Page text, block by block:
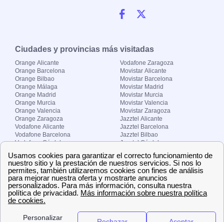
Ciudades y provincias más visitadas
Orange Alicante
Orange Barcelona
Orange Bilbao
Orange Málaga
Orange Madrid
Orange Murcia
Orange Valencia
Orange Zaragoza
Vodafone Alicante
Vodafone Barcelona
Vodafone Córdoba
Vodafone Madrid
Vodafone Murcia
Vodafone Valencia
Vodafone Zaragoza
Movistar Alicante
Movistar Barcelona
Movistar Madrid
Movistar Murcia
Movistar Valencia
Movistar Zaragoza
Jazztel Alicante
Jazztel Barcelona
Jazztel Bilbao
Jazztel Córdoba
Jazztel Málaga
Jazztel Valencia
Jazztel Zaragoza
Sobre Zona-internet.com
¿Quiénes somos?
El grupo papernest